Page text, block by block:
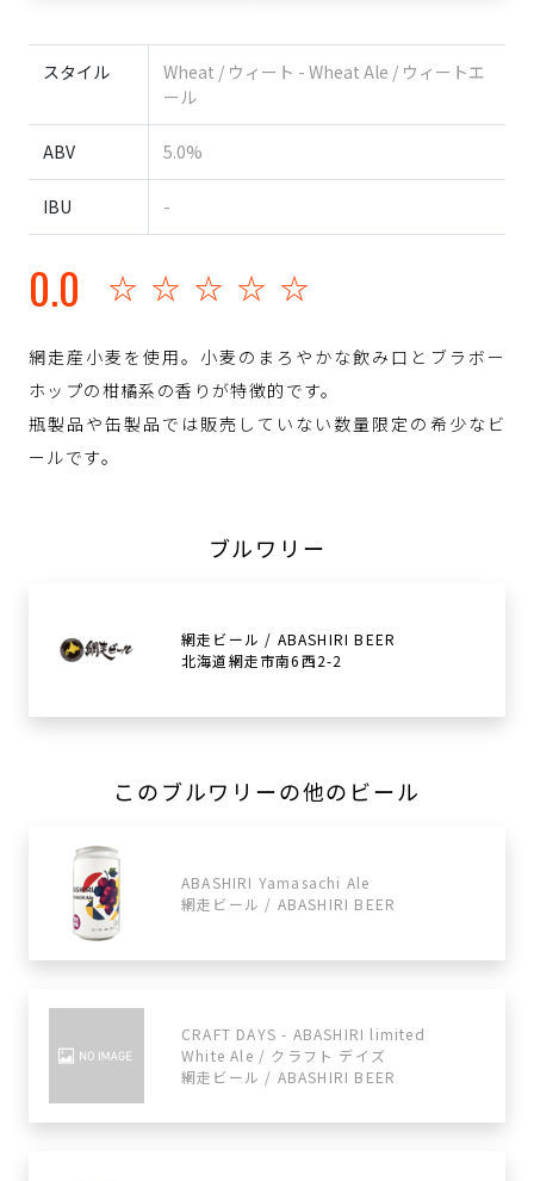
スタイル
Wheat / ウィート - Wheat Ale / ウィートエ
ール
ABV 5.0%
IBU -
0.0 ☆☆☆☆☆
網走産小麦を使用。小麦のまろやかな飲み口とブラボー
ホップの柑橘系の香りが特徴的です。
瓶製品や缶製品では販売していない数量限定の希少なビ
ールです。
ブルワリー
網走ビール / ABASHIRI BEER
北海道網走市南6西2-2
このブルワリーの他のビール
ABASHIRI Yamasachi Ale
網走ビール / ABASHIRI BEER
CRAFT DAYS - ABASHIRI limited
White Ale / クラフト デイズ
網走ビール / ABASHIRI BEER